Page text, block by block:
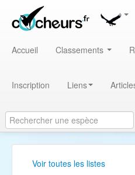
Accueil Classements
Inscription Liens
Voir toutes les listes